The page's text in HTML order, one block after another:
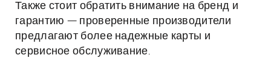
Также стоит обратить внимание на бренд и
гарантию — проверенные производители
предлагают более надежные карты и
сервисное обслуживание.